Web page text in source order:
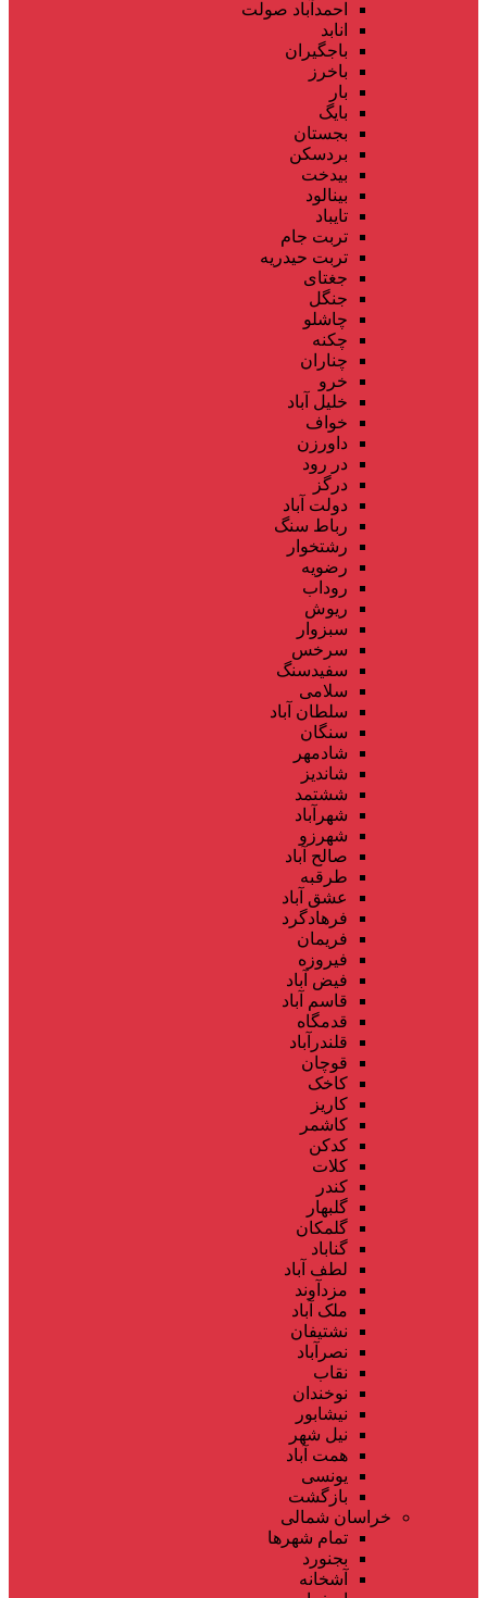
احمدآباد صولت
انابد
باجگیران
باخرز
بار
بایگ
بجستان
بردسکن
بیدخت
بینالود
تایباد
تربت جام
تربت حیدریه
جغتای
جنگل
چاشلو
چکنه
چناران
خرو
خلیل آباد
خواف
داورزن
در رود
درگز
دولت آباد
رباط سنگ
رشتخوار
رضویه
روداب
ریوش
سبزوار
سرخس
سفیدسنگ
سلامی
سلطان آباد
سنگان
شادمهر
شاندیز
ششتمد
شهرآباد
شهرزو
صالح آباد
طرقبه
عشق آباد
فرهادگرد
فریمان
فیروزه
فیض آباد
قاسم آباد
قدمگاه
قلندرآباد
قوچان
کاخک
کاریز
کاشمر
کدکن
کلات
کندر
گلبهار
گلمکان
گناباد
لطف آباد
مزدآوند
ملک آباد
نشتیفان
نصرآباد
نقاب
نوخندان
نیشابور
نیل شهر
همت آباد
یونسی
بازگشت
خراسان شمالی
تمام شهر‌ها
بجنورد
آشخانه